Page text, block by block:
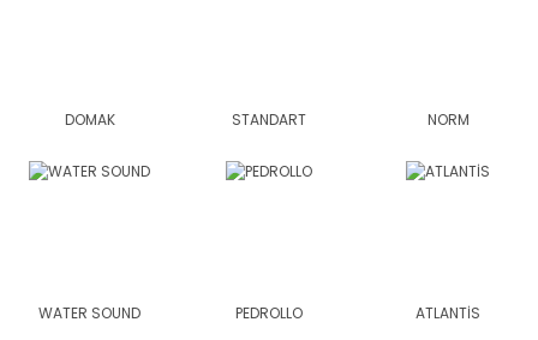
DOMAK STANDART NORM
WATER SOUND PEDROLLO ATLANTİS